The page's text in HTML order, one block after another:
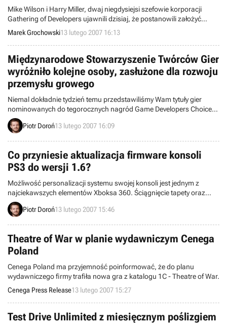
Mike Wilson i Harry Miller, dwaj niegdysiejsi szefowie korporacji
Gathering of Developers ujawnili dzisiaj, że postanowili założyć
własną, niezależną firmę zajmującą się wydawaniem gier. Swe
przedsiębiorstwo nazwali Gamecock Media Group
Marek Grochowski13 lutego 2007 16:13
Międzynarodowe Stowarzyszenie Twórców Gier
wyróżniło kolejne osoby, zasłużone dla rozwoju
przemysłu growego
Niemal dokładnie tydzień temu przedstawiliśmy Wam tytuły gier
nominowanych do tegorocznych nagród Game Developers Choice,
które po raz siódmy przyznaje Międzynarodowe Stowarzyszenie
Twórców Gier. Dzisiaj zostały one uzupełnione o nazwiska czterech
Piotr Doroń13 lutego 2007 16:09
Co przyniesie aktualizacja firmware konsoli
PS3 do wersji 1.6?
Możliwość personalizacji systemu swojej konsoli jest jednym z
najciekawszych elementów Xboksa 360. Ściągnięcie tapety oraz
dodanie interesujących nas ikon momentalnie poprawia humor. Już
niedługo podobnych rzeczy będą mogli dokonać posiadacze
Piotr Doroń13 lutego 2007 15:46
Theatre of War w planie wydawniczym Cenega
Poland
Cenega Poland ma przyjemność poinformować, że do planu
wydawniczego firmy trafiła nowa gra z katalogu 1C - Theatre of War.
Cenega Press Release13 lutego 2007 15:27
Test Drive Unlimited z miesięcznym poślizgiem